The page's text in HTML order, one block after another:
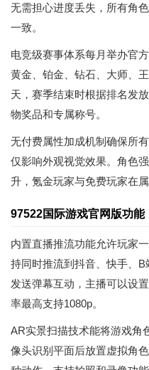
无需担心进度丢失，所有角
一致。
电竞级赛事体系每月举办官
黄金、铂金、钻石、大师、
天，赛季结束时根据排名发
物奖品和专属称号。
无付费属性加成机制确保所
仅影响外观视觉效果。角色
升，氪金玩家与免费玩家在
97522国际游戏官网版功能
内置直播推流功能允许玩家
持同时推流到抖音、快手、
发送弹幕互动，主播可以设
率最高支持1080p。
AR实景扫描技术能将游戏角
像头识别平面后放置虚拟角